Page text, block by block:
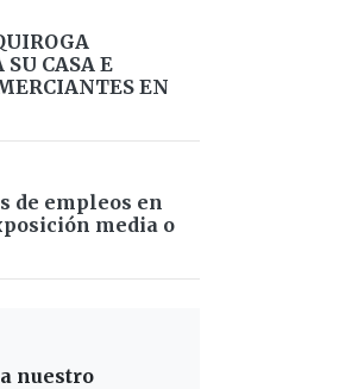
CASA E
EN
de empleos en
media o
nuestro